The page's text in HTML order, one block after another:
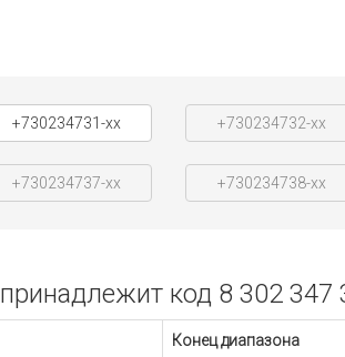
+730234731-xx +730234732-xx
+730234737-xx +730234738-xx
код 8 302 347
Конец диапазона